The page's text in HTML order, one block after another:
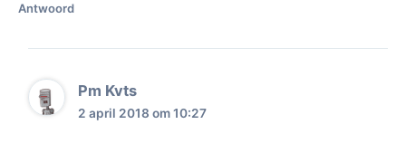
Antwoord
Pm Kvts
2 april 2018 om 10:27